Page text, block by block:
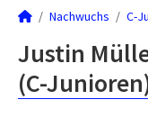
Nachwuchs C-
Justin
(C-